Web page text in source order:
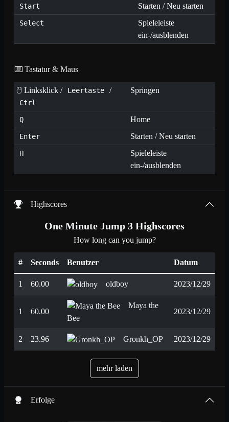
Start Starten / Neu starten
Select
Spieleleiste
ein-/ausblenden
⌨️ Tastatur & Maus
🖱️ Linksklick / Leertaste /
Ctrl
Springen
Q Home
Enter Starten / Neu starten
H
Spieleleiste
ein-/ausblenden
Highscores
One Minute Jump 3 Highscores
How long can you jump?
# Seconds Benutzer Datum
1 60.00 oldboy 2023/12/29
1 60.00
Maya the
Bee
2023/12/29
2 23.96 Gronkh_OP 2023/12/29
mehr laden
Erfolge